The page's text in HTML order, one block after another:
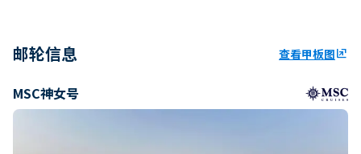
邮轮信息 查看甲板图ungroup
MSC神女号